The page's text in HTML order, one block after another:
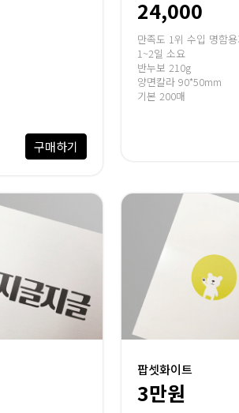
구매하기
24,000
만족도 1위 수입 명함용
1~2일 소요
반누보 210g
양면칼라 90*50mm
기본 200매
팝셋화이트
3만원